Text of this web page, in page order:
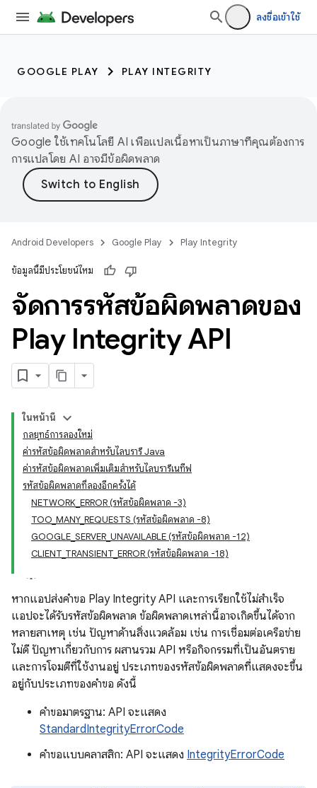
ลงชื่อเข้าใช้
GOOGLE PLAY PLAY INTEGRITY
Google ใช้เทคโนโลยี AI เพื่อแปลเนื้อหาเป็นภาษาที่คุณต้องการ
การแปลโดย AI อาจมีข้อผิดพลาด
Android Developers Google Play Play Integrity
ข้อมูลนี้มีประโยชน์ไหม
จัดการรหัสข้อผิดพลาดของ
Play Integrity API
ในหน้านี้
กลยุทธ์การลองใหม่
ค่ารหัสข้อผิดพลาดสำหรับไลบรารี Java
ค่ารหัสข้อผิดพลาดเพิ่มเติมสำหรับไลบรารีเนทีฟ
รหัสข้อผิดพลาดที่ลองอีกครั้งได้
NETWORK_ERROR (รหัสข้อผิดพลาด -3)
TOO_MANY_REQUESTS (รหัสข้อผิดพลาด -8)
GOOGLE_SERVER_UNAVAILABLE (รหัสข้อผิดพลาด -12)
CLIENT_TRANSIENT_ERROR (รหัสข้อผิดพลาด -18)
หากแอปส่งคำขอ Play Integrity API และการเรียกใช้ไม่สำเร็จ
แอปจะได้รับรหัสข้อผิดพลาด ข้อผิดพลาดเหล่านี้อาจเกิดขึ้นได้จาก
หลายสาเหตุ เช่น ปัญหาด้านสิ่งแวดล้อม เช่น การเชื่อมต่อเครือข่าย
ไม่ดี ปัญหาเกี่ยวกับการ ผสานรวม API หรือกิจกรรมที่เป็นอันตราย
และการโจมตีที่ใช้งานอยู่ ประเภทของรหัสข้อผิดพลาดที่แสดงจะขึ้น
อยู่กับประเภทของคำขอ ดังนี้
คำขอมาตรฐาน: API จะแสดง
StandardIntegrityErrorCode
คำขอแบบคลาสสิก: API จะแสดง IntegrityErrorCode